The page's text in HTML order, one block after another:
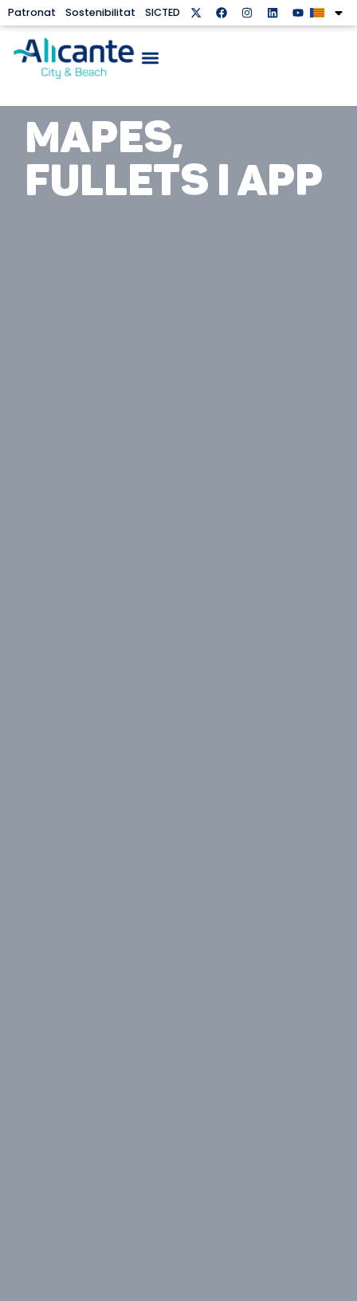
Patronat Sostenibilitat SICTED
MAPES,
FULLETS I APP